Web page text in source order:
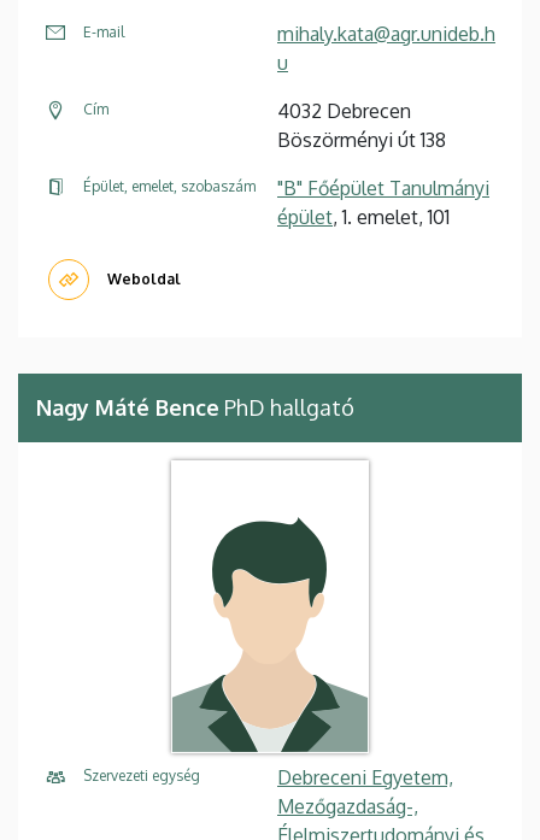
E-mail
mihaly.kata@agr.unideb.h
u
Cím
4032 Debrecen
Böszörményi út 138
Épület, emelet, szobaszám
"B" Főépület Tanulmányi
épület, 1. emelet, 101
Weboldal
Nagy Máté Bence PhD hallgató
Szervezeti egység
Debreceni Egyetem,
Mezőgazdaság-,